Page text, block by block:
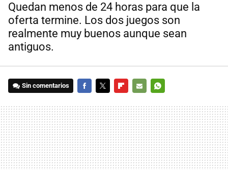
Quedan menos de 24 horas para que la
oferta termine. Los dos juegos son
realmente muy buenos aunque sean
antiguos.
Sin comentarios
MAIL